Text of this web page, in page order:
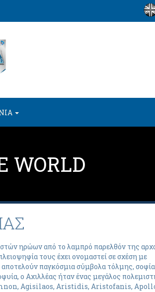
WORLD
ηρώων από το λαμπρό παρελθόν της
τους έχει ονομαστεί σε σχέση με
παγκόσμια σύμβολα τόλμης,
ο Αχιλλέας ήταν ένας μεγάλος
Agisilaos, Aristidis, Aristofanis,